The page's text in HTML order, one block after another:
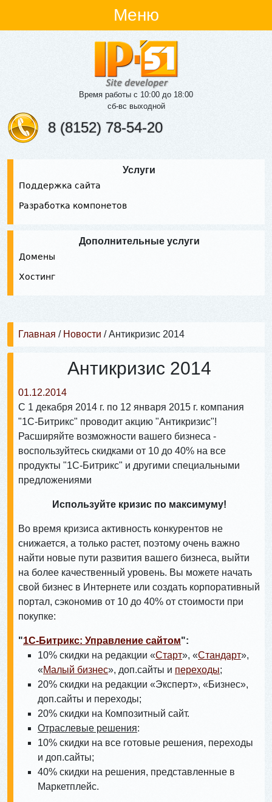
Меню
Время работы с 10:00 до 18:00
сб-вс выходной
8 (8152) 78-54-20
Услуги
Поддержка сайта
Разработка компонетов
Дополнительные услуги
Домены
Хостинг
Главная / Новости /Антикризис 2014
Антикризис 2014
01.12.2014
С 1 декабря 2014 г. по 12 января 2015 г. компания
"1С-Битрикс" проводит акцию "Антикризис"!
Расширяйте возможности вашего бизнеса -
воспользуйтесь скидками от 10 до 40% на все
продукты "1С-Битрикс" и другими специальными
предложениями
Используйте кризис по максимуму!
Во время кризиса активность конкурентов не
снижается, а только растет, поэтому очень важно
найти новые пути развития вашего бизнеса, выйти
на более качественный уровень. Вы можете начать
свой бизнес в Интернете или создать корпоративный
портал, сэкономив от 10 до 40% от стоимости при
покупке:
"1С-Битрикс: Управление сайтом":
10% скидки на редакции «Старт», «Стандарт»,
«Малый бизнес», доп.сайты и переходы;
20% скидки на редакции «Эксперт», «Бизнес»,
доп.сайты и переходы;
20% скидки на Композитный сайт.
Отраслевые решения:
10% скидки на все готовые решения, переходы
и доп.сайты;
40% скидки на решения, представленные в
Маркетплейс.